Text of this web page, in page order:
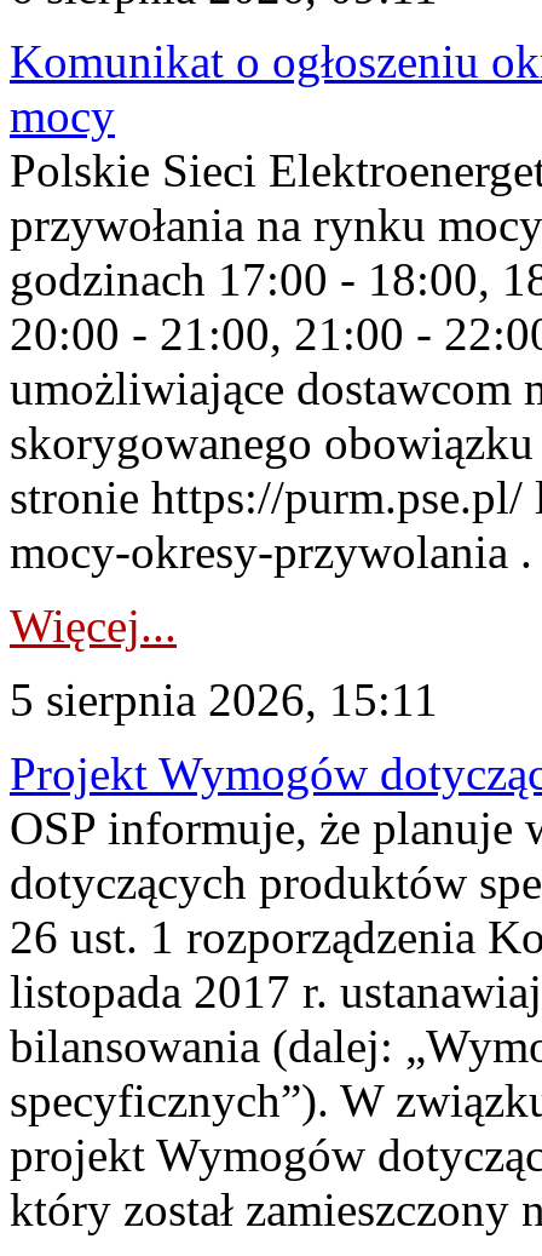
Komunikat o ogłoszeniu
mocy
Polskie Sieci
przywołania na rynku
godzinach 17:00 - 18:00,
20:00 - 21:00, 21:00 -
umożliwiające dostawcom
skorygowanego
stronie https://
mocy-okresy-przywolania
Więcej...
5 sierpnia 2026, 15:11
Projekt Wymogów
OSP informuje, że planuje
dotyczących produktów
26 ust. 1 rozporządzenia
listopada 2017 r.
bilansowania (dalej:
specyficznych”). W
projekt Wymogów
który został zamieszczony